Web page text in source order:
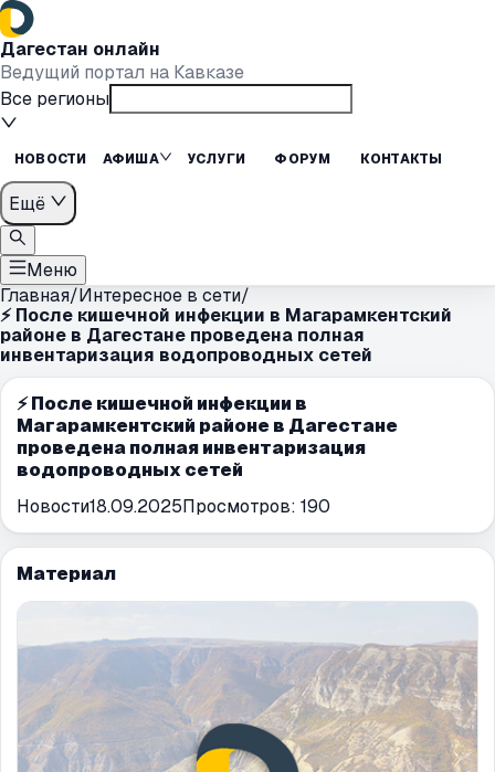
Дагестан онлайн
Ведущий портал на Кавказе
Все регионы
НОВОСТИ АФИША УСЛУГИ ФОРУМ КОНТАКТЫ
Ещё
Меню
Главная/Интересное в сети/
⚡️ После кишечной инфекции в Магарамкентский
районе в Дагестане проведена полная
инвентаризация водопроводных сетей
⚡️ После кишечной инфекции в
Магарамкентский районе в Дагестане
проведена полная инвентаризация
водопроводных сетей
Новости18.09.2025Просмотров: 190
Материал